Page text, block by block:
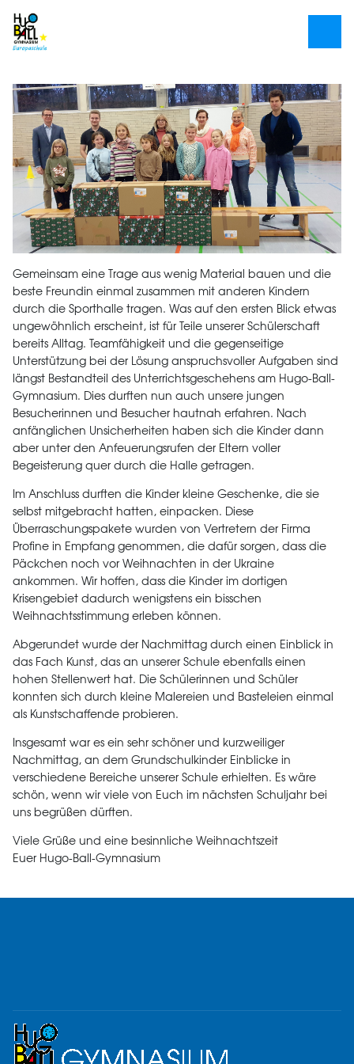
Gemeinsam eine Trage aus wenig Material bauen und die
beste Freundin einmal zusammen mit anderen Kindern
durch die Sporthalle tragen. Was auf den ersten Blick etwas
ungewöhnlich erscheint, ist für Teile unserer Schülerschaft
bereits Alltag. Teamfähigkeit und die gegenseitige
Unterstützung bei der Lösung anspruchsvoller Aufgaben sind
längst Bestandteil des Unterrichtsgeschehens am Hugo-Ball-
Gymnasium. Dies durften nun auch unsere jungen
Besucherinnen und Besucher hautnah erfahren. Nach
anfänglichen Unsicherheiten haben sich die Kinder dann
aber unter den Anfeuerungsrufen der Eltern voller
Begeisterung quer durch die Halle getragen.
Im Anschluss durften die Kinder kleine Geschenke, die sie
selbst mitgebracht hatten, einpacken. Diese
Überraschungspakete wurden von Vertretern der Firma
Profine in Empfang genommen, die dafür sorgen, dass die
Päckchen noch vor Weihnachten in der Ukraine
ankommen. Wir hoffen, dass die Kinder im dortigen
Krisengebiet dadurch wenigstens ein bisschen
Weihnachtsstimmung erleben können.
Abgerundet wurde der Nachmittag durch einen Einblick in
das Fach Kunst, das an unserer Schule ebenfalls einen
hohen Stellenwert hat. Die Schülerinnen und Schüler
konnten sich durch kleine Malereien und Basteleien einmal
als Kunstschaffende probieren.
Insgesamt war es ein sehr schöner und kurzweiliger
Nachmittag, an dem Grundschulkinder Einblicke in
verschiedene Bereiche unserer Schule erhielten. Es wäre
schön, wenn wir viele von Euch im nächsten Schuljahr bei
uns begrüßen dürften.
Viele Grüße und eine besinnliche Weihnachtszeit
Euer Hugo-Ball-Gymnasium